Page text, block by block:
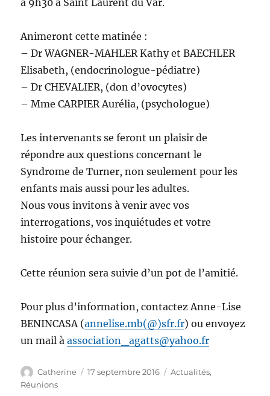
Animeront cette matinée :
– Dr WAGNER-MAHLER Kathy et BAECHLER
Elisabeth, (endocrinologue-pédiatre)
– Dr CHEVALIER, (don d’ovocytes)
– Mme CARPIER Aurélia, (psychologue)
Les intervenants se feront un plaisir de
répondre aux questions concernant le
Syndrome de Turner, non seulement pour les
enfants mais aussi pour les adultes.
Nous vous invitons à venir avec vos
interrogations, vos inquiétudes et votre
histoire pour échanger.
Cette réunion sera suivie d’un pot de l’amitié.
Pour plus d’information, contactez Anne-Lise
BENINCASA (annelise.mb(@)sfr.fr) ou envoyez
un mail àassociation_agatts@yahoo.fr
Auteur
Catherine
Publié
17 septembre 2016 Catégories
Actualités,
Réunions